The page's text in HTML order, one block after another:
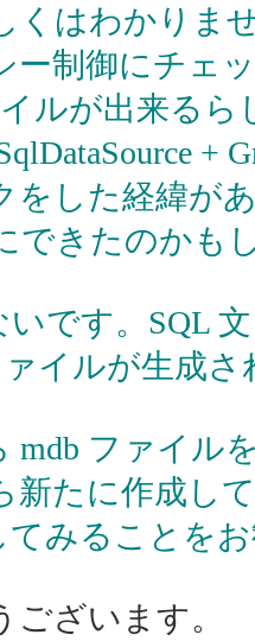
くはわかり
ー制御にチェ
ルが出来るら
+
をした経緯が
できたのかも
いです。SQL
ァイルが生成
mdb ファイル
新たに作成し
てみることを
ございます。